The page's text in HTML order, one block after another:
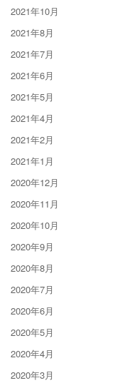
2021年10月
2021年8月
2021年7月
2021年6月
2021年5月
2021年4月
2021年2月
2021年1月
2020年12月
2020年11月
2020年10月
2020年9月
2020年8月
2020年7月
2020年6月
2020年5月
2020年4月
2020年3月